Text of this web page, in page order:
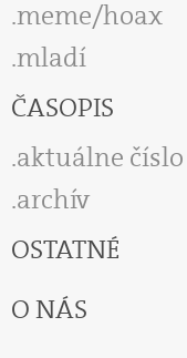
meme/hoax
mladí
ČASOPIS
aktuálne číslo
archív
OSTATNÉ
O NÁS